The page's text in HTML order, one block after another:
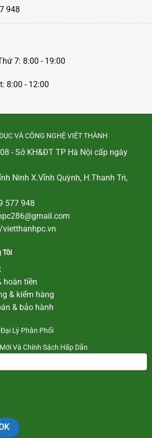
948
7: 8:00 - 19:00
8:00 - 12:00
VÀ CÔNG NGHỆ VIỆT THÀNH
- Sở KH&ĐT TP Hà Nội cấp ngày
Ninh X.Vĩnh Quỳnh, H.Thanh Trì,
577 948
Tôi
hoàn tiền
& kiểm hàng
& bảo hành
Lý Phân Phối
Và Chính Sách Hấp Dẫn